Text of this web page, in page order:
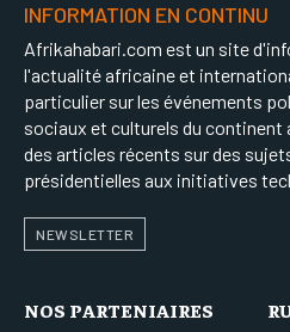
INFORMATION EN CONTINU
Afrikahabari.com est un site
l'actualité africaine et
particulier sur les événements
sociaux et culturels du
des articles récents sur des
présidentielles aux initiatives
NEWSLETTER
NOS PARTENIAIRES